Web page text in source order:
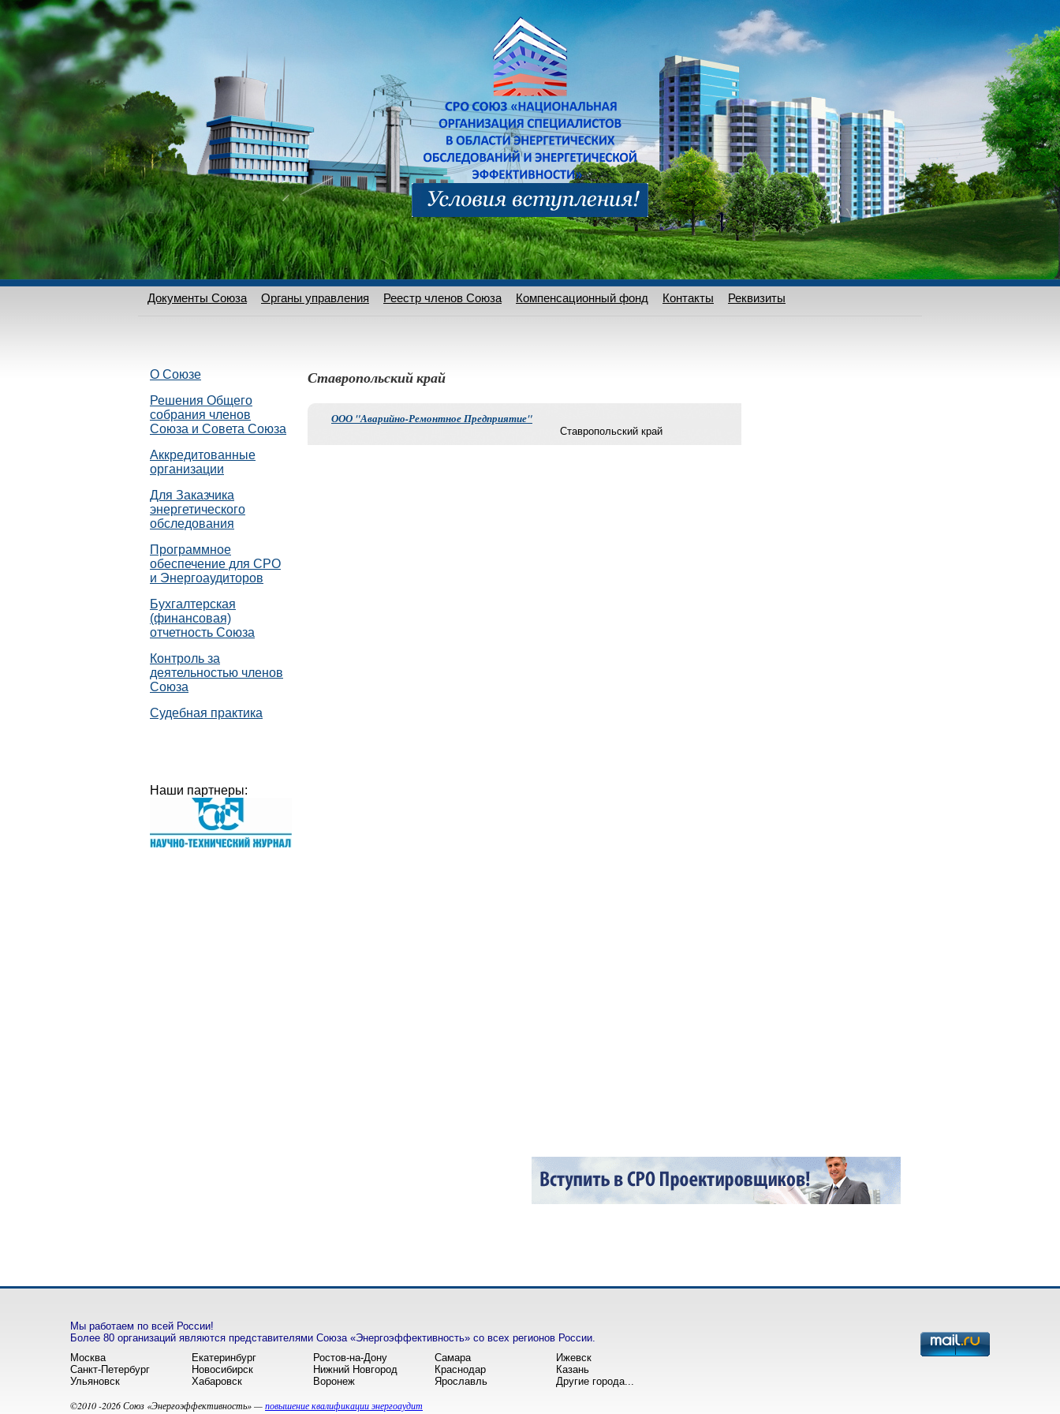
Документы Союза Органы управления Реестр членов Союза Компенсационный фонд Контакты Реквизиты
О Союзе
Решения Общего
собрания членов
Союза и Совета Союза
Аккредитованные
организации
Для Заказчика
энергетического
обследования
Программное
обеспечение для СРО
и Энергоаудиторов
Бухгалтерская
(финансовая)
отчетность Союза
Контроль за
деятельностью членов
Союза
Судебная практика
Наши партнеры:
Ставропольский край
ООО "Аварийно-Ремонтное Предприятие"
Ставропольский край
Мы работаем по всей России!
Более 80 организаций являются представителями Союза «Энергоэффективность» со всех регионов России.
Москва
Екатеринбург Ростов-на-Дону Самара
Ижевск
Санкт-Петербург
Новосибирск Нижний Новгород Краснодар
Казань
Ульяновск
Хабаровск Воронеж Ярославль Другие города...
©2010 -2026 Союз «Энергоэффективность» —повышение квалификации энергоаудит